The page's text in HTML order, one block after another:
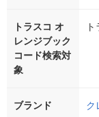
トラスコ オ
レンジブック
コード検索対
象
ブランド ク